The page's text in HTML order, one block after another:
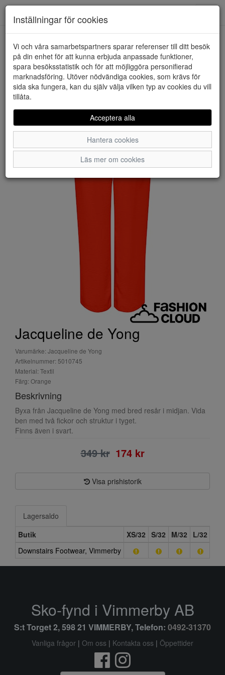
HEM JACQUELINE DE YONG
Jacqueline de Yong
Varumärke: Jacqueline de Yong
Artikelnummer: 5010745
Material: Textil
Färg: Orange
Beskrivning
Byxa från Jacqueline de Yong med bred resår i midjan. Vida
ben med två fickor och struktur i tyget.
Finns även i svart.
349 kr 174 kr
Visa prishistorik
Lagersaldo
Butik
XS/32 S/32 M/32 L/32
Downstairs Footwear, Vimmerby
Inställningar för cookies
Vi och våra samarbetspartners sparar referenser till ditt besök
på din enhet för att kunna erbjuda anpassade funktioner,
spara besöksstatistik och för att möjliggöra personifierad
marknadsföring. Utöver nödvändiga cookies, som krävs för
sida ska fungera, kan du själv välja vilken typ av cookies du vill
tillåta.
Acceptera alla
Hantera cookies
Läs mer om cookies
Sko-fynd i Vimmerby AB
S:t Torget 2, 598 21 VIMMERBY, Telefon: 0492-31370
Vanliga frågor | Om oss | Kontakta oss | Öppettider